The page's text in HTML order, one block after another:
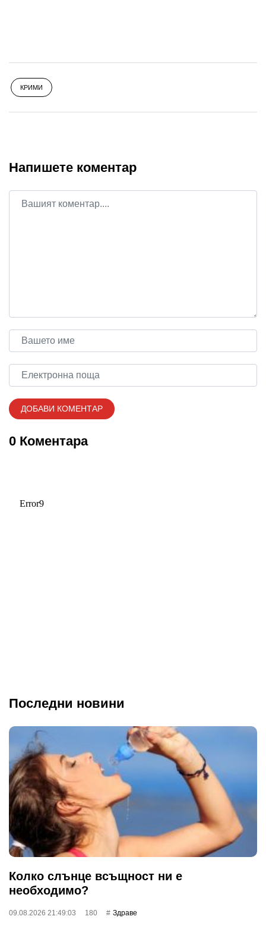
КРИМИ
Напишете коментар
0 Коментара
Последни новини
Колко слънце всъщност ни е
необходимо?
09.08.2026 21:49:03 180 Здраве